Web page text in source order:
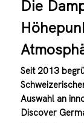
Die
Seit 2013
Auswahl an
Discover